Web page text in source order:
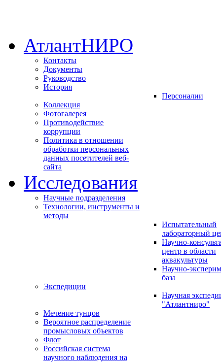
АтлантНИРО
Контакты
Документы
Руководство
История
Персоналии
Коллекция
Фотогалерея
Противодействие
коррупции
Политика в отношении
обработки персональных
данных посетителей веб-
сайта
Исследования
Научные подразделения
Технологии, инструменты и
методы
Испытательный
лабораторный
Научно-
центр в области
аквакультуры
Научно-
база
Экспедиции
Научная
"Атлантниро"
Мечение тунцов
Вероятное распределение
промысловых объектов
Флот
Российская система
научного наблюдения на